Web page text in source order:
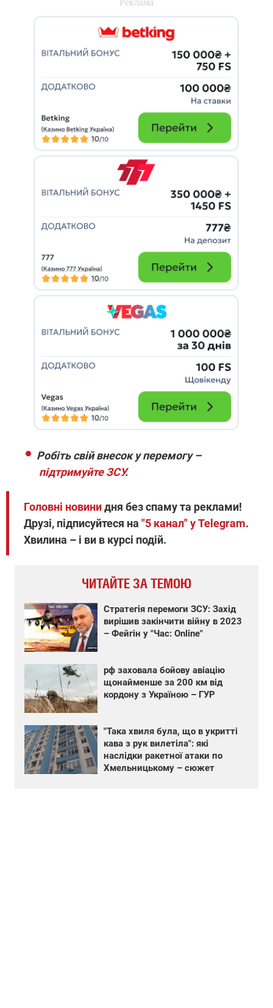
Робіть свій внесок у перемогу –
підтримуйте ЗСУ.
Головні новинидня без спаму та реклами!
Друзі, підписуйтеся на "5 канал" у Telegram.
Хвилина – і ви в курсі подій.
ЧИТАЙТЕ ЗА ТЕМОЮ
Стратегія перемоги ЗСУ: Захід
вирішив закінчити війну в 2023
– Фейгін у "Час: Online"
рф заховала бойову авіацію
щонайменше за 200 км від
кордону з Україною – ГУР
"Така хвиля була, що в укритті
кава з рук вилетіла": які
наслідки ракетної атаки по
Хмельницькому – сюжет